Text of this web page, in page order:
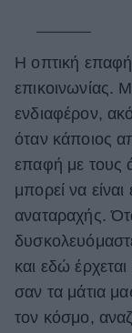
Η οπτική επαφή
επικοινωνίας.
ενδιαφέρον,
όταν κάποιος
επαφή με τους
μπορεί να
αναταραχής.
και εδώ
σαν τα μάτια
τον κόσμο,